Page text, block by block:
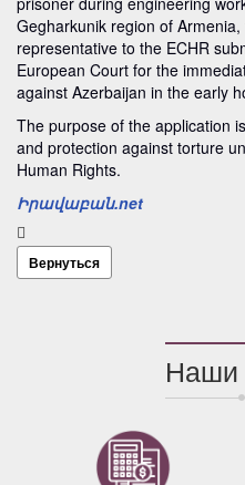
Gegharkunik region of Armenia,
representative to the ECHR
European Court for the
against Azerbaijan in the early
The purpose of the application
and protection against torture
Human Rights.
Իրավաբան.net
Вернуться
Наши